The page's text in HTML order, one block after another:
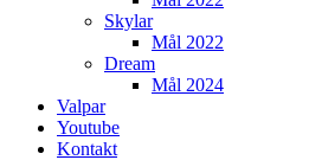
Skylar
Mål 2022
Dream
Mål 2024
Valpar
Youtube
Kontakt